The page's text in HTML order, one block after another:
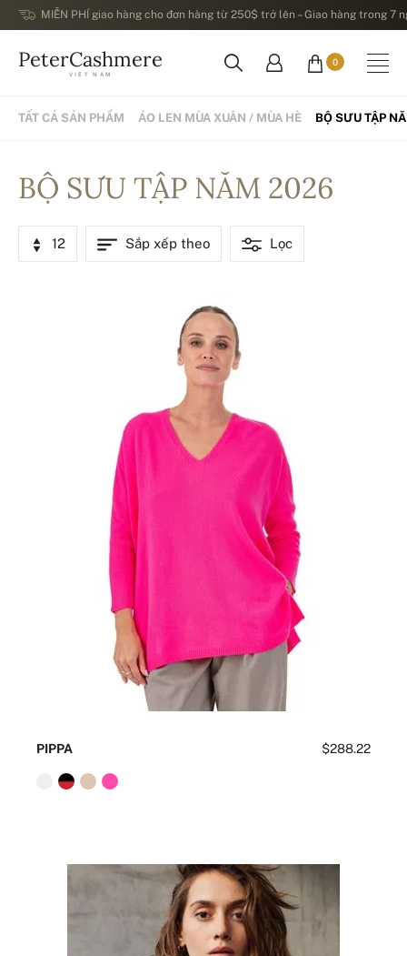
MIỄN PHÍ giao hàng cho đơn hàng từ 250$ trở lên – Giao hàng trong 7
PeterCashmere
VIỆT NAM
0
BỘ SƯU TẬP NĂM 2026
12 Sắp xếp theo Lọc
TẤT CẢ SẢN PHẨM ÁO LEN MÙA XUÂN / MÙA HÈ BỘ SƯU TẬP
$288.22
PIPPA